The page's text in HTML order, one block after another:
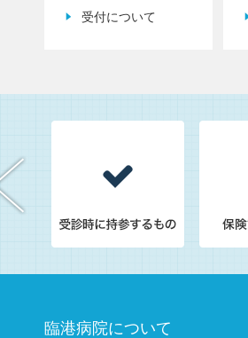
受付について
臨港病院について